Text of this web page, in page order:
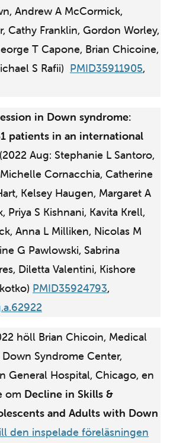
Andrew A McCormick,
Cathy Franklin, Gordon Worley,
T Capone, Brian Chicoine,
S Rafii) PMID35911905,
in Down syndrome:
patients in an international
(2022 Aug: Stephanie L Santoro,
Cornacchia, Catherine
Kelsey Haugen, Margaret A
Priya S Kishnani, Kavita Krell,
Anna L Milliken, Nicolas M
G Pawlowski, Sabrina
Diletta Valentini, Kishore
PMID35924793,
höll Brian Chicoin, Medical
Syndrome Center,
General Hospital, Chicago, en
om Decline in Skills &
and Adults with Down
den inspelade föreläsningen